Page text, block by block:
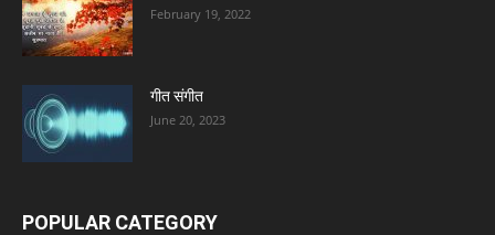
February 19, 2022
गीत संगीत
June 20, 2023
POPULAR CATEGORY